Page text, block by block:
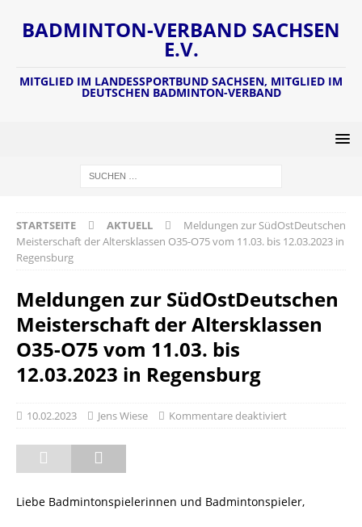
BADMINTON-VERBAND SACHSEN
E.V.
MITGLIED IM LANDESSPORTBUND SACHSEN, MITGLIED IM
DEUTSCHEN BADMINTON-VERBAND
STARTSEITE AKTUELL
Meldungen zur SüdOstDeutschen
Meisterschaft der Altersklassen O35-O75 vom 11.03. bis 12.03.2023 in
Regensburg
Meldungen zur SüdOstDeutschen
Meisterschaft der Altersklassen
O35-O75 vom 11.03. bis
12.03.2023 in Regensburg
10.02.2023 Jens Wiese Kommentare deaktiviert
Liebe Badmintonspielerinnen und Badmintonspieler,